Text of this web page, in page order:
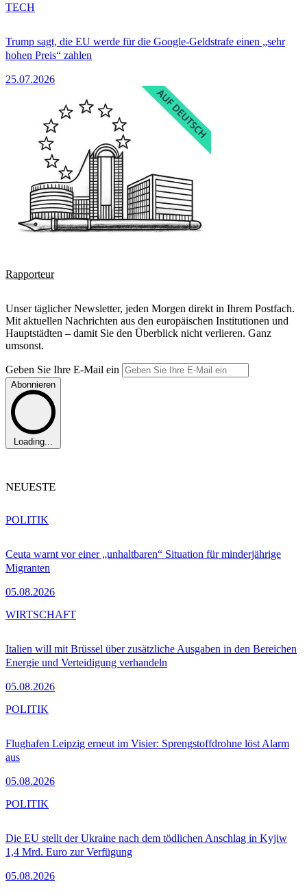
Trump sagt, die EU werde für die Google-Geldstrafe einen „sehr
hohen Preis“ zahlen
25.07.2026
TECH
Rapporteur
Unser täglicher Newsletter, jeden Morgen direkt in Ihrem Postfach.
Mit aktuellen Nachrichten aus den europäischen Institutionen und
Hauptstädten – damit Sie den Überblick nicht verlieren. Ganz
umsonst.
Geben Sie Ihre E-Mail ein
Abonnieren
Loading...
NEUESTE
Ceuta warnt vor einer „unhaltbaren“ Situation für minderjährige
Migranten
05.08.2026
POLITIK
Italien will mit Brüssel über zusätzliche Ausgaben in den Bereichen
Energie und Verteidigung verhandeln
05.08.2026
WIRTSCHAFT
Flughafen Leipzig erneut im Visier: Sprengstoffdrohne löst Alarm
aus
05.08.2026
POLITIK
Die EU stellt der Ukraine nach dem tödlichen Anschlag in Kyjiw
1,4 Mrd. Euro zur Verfügung
05.08.2026
POLITIK